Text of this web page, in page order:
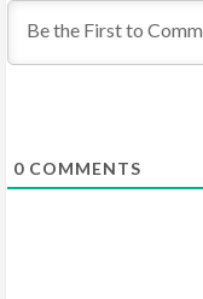
i
n
0 COMMENTS